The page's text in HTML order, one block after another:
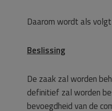
Daarom wordt als
Beslissing
De zaak zal worden
definitief zal worden
bevoegdheid van de